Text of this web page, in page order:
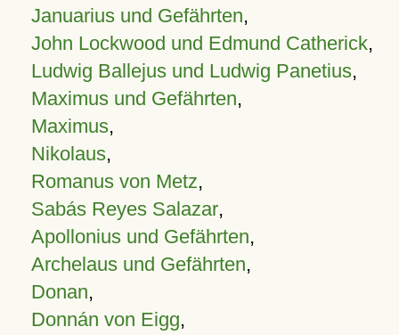
Januarius und Gefährten,
John Lockwood und Edmund Catherick,
Ludwig Ballejus und Ludwig Panetius,
Maximus und Gefährten,
Maximus,
Nikolaus,
Romanus von Metz,
Sabás Reyes Salazar,
Apollonius und Gefährten,
Archelaus und Gefährten,
Donan,
Donnán von Eigg,